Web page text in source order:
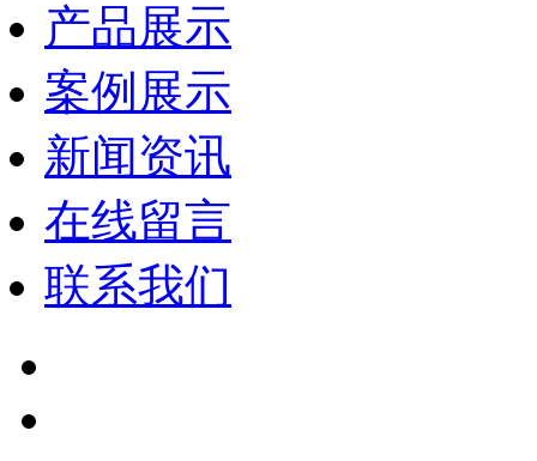
产品展示
案例展示
新闻资讯
在线留言
联系我们